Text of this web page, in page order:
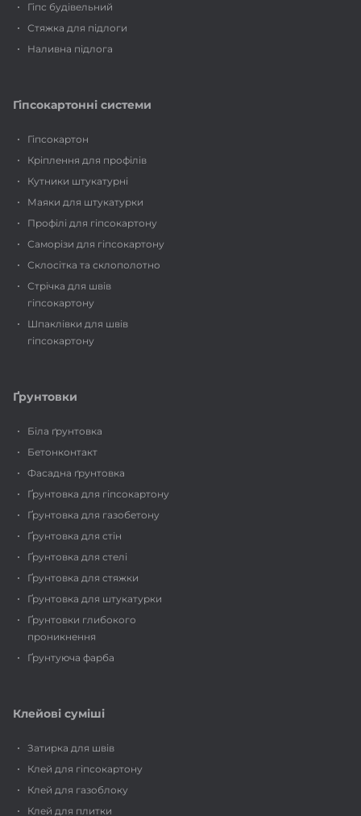
Гіпс будівельний
Стяжка для підлоги
Наливна підлога
Гіпсокартонні системи
Гіпсокартон
Кріплення для профілів
Кутники штукатурні
Маяки для штукатурки
Профілі для гіпсокартону
Саморізи для гіпсокартону
Склосітка та склополотно
Стрічка для швів
гіпсокартону
Шпаклівки для швів
гіпсокартону
Ґрунтовки
Біла ґрунтовка
Бетонконтакт
Фасадна ґрунтовка
Ґрунтовка для гіпсокартону
Ґрунтовка для газобетону
Ґрунтовка для стін
Ґрунтовка для стелі
Ґрунтовка для стяжки
Ґрунтовка для штукатурки
Ґрунтовки глибокого
проникнення
Ґрунтуюча фарба
Клейові суміші
Затирка для швів
Клей для гіпсокартону
Клей для газоблоку
Клей для плитки